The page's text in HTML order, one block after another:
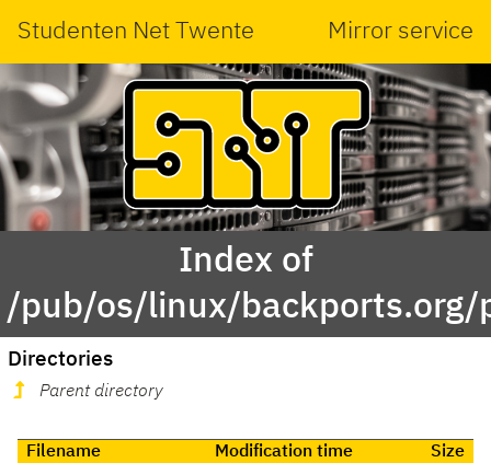
Studenten Net Twente Mirror service
Index of
/pub/os/linux/
Directories
Parent directory
Filename Modification time
Size